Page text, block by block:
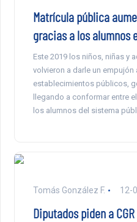
Matrícula pública
gracias a los alumnos
Este 2019 los niños, niñas y
volvieron a darle un
establecimientos públicos,
llegando a conformar entre
los alumnos del sistema
Tomás González F. 12-
Diputados piden a